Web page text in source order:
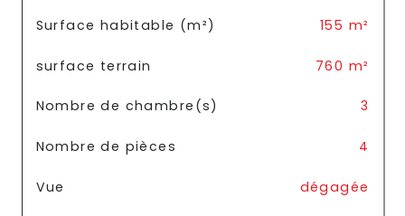
Surface habitable (m²) 155 m²
surface terrain 760 m²
Nombre de chambre(s) 3
Nombre de pièces 4
Vue dégagée